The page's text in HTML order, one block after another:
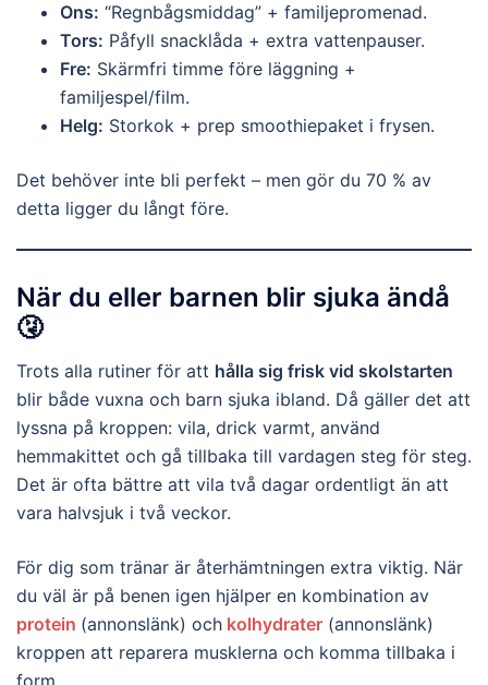
Ons: “Regnbågsmiddag” + familjepromenad.
Tors: Påfyll snacklåda + extra vattenpauser.
Fre: Skärmfri timme före läggning +
familjespel/film.
Helg: Storkok + prep smoothiepaket i frysen.
Det behöver inte bli perfekt – men gör du 70 % av
detta ligger du långt före.
När du eller barnen blir sjuka ändå
🤧
Trots alla rutiner för att hålla sig frisk vid skolstarten
blir både vuxna och barn sjuka ibland. Då gäller det att
lyssna på kroppen: vila, drick varmt, använd
hemmakittet och gå tillbaka till vardagen steg för steg.
Det är ofta bättre att vila två dagar ordentligt än att
vara halvsjuk i två veckor.
För dig som tränar är återhämtningen extra viktig. När
du väl är på benen igen hjälper en kombination av
protein (annonslänk) och kolhydrater (annonslänk)
kroppen att reparera musklerna och komma tillbaka i
form.